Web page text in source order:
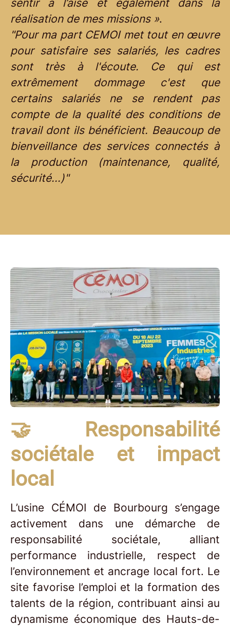
sentir à l’aise et également dans la
réalisation de mes missions ».
"Pour ma part CEMOI met tout en œuvre
pour satisfaire ses salariés, les cadres
sont très à l'écoute. Ce qui est
extrêmement dommage c'est que
certains salariés ne se rendent pas
compte de la qualité des conditions de
travail dont ils bénéficient. Beaucoup de
bienveillance des services connectés à
la production (maintenance, qualité,
sécurité...)"
🤝 Responsabilité
sociétale et impact
local
L’usine CÉMOI de Bourbourg s’engage
activement dans une démarche de
responsabilité sociétale, alliant
performance industrielle, respect de
l’environnement et ancrage local fort. Le
site favorise l’emploi et la formation des
talents de la région, contribuant ainsi au
dynamisme économique des Hauts-de-